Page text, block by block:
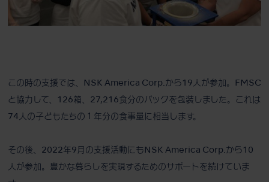
この時の支援では、NSK America Corp.から19人が参加。FMSC
と協力して、126箱、27,216食分のパックを包装しました。これは
74人の子どもたちの１年分の食事量に相当します。
その後、2022年9月の支援活動にもNSK America Corp.から10
人が参加。豊かな暮らしを実現するためのサポートを続けていま